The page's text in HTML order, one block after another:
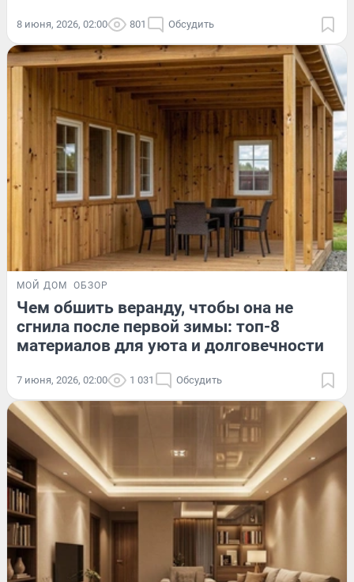
8 июня, 2026, 02:00 801 Обсудить
МОЙ ДОМ ОБЗОР
Чем обшить веранду, чтобы она не
сгнила после первой зимы: топ-8
материалов для уюта и долговечности
7 июня, 2026, 02:00 1 031 Обсудить